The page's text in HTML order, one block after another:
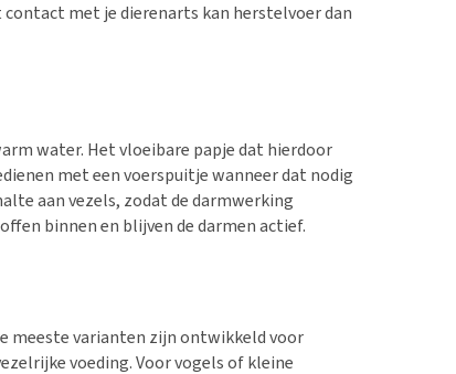
met je dierenarts kan herstelvoer dan
water. Het vloeibare papje dat hierdoor
met een voerspuitje wanneer dat nodig
aan vezels, zodat de darmwerking
binnen en blijven de darmen actief.
meeste varianten zijn ontwikkeld voor
voeding. Voor vogels of kleine